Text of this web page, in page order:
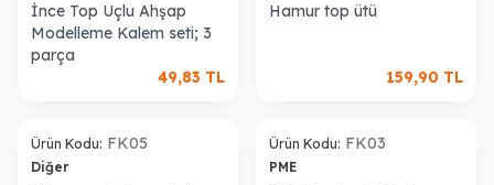
İnce Top Uçlu Ahşap
Modelleme Kalem seti; 3
parça
49,83 TL
Hamur top ütü
159,90 TL
Ürün Kodu: FK05
Diğer
Ürün Kodu: FK03
PME